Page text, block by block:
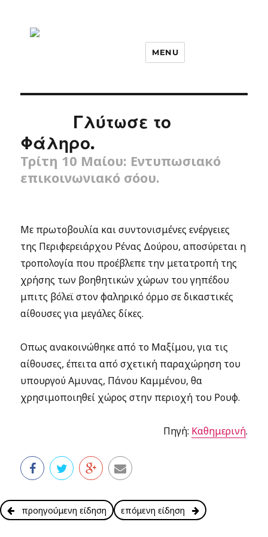
MENU
Γλύτωσε το
Φάληρο.
Τρίτη 10 Μαίου: Εντυπωσιακό
επικοινωνιακό σόου.
Με πρωτοβουλία και συντονισμένες ενέργειες
της Περιφερειάρχου Ρένας Δούρου, αποσύρεται η
τροπολογία που προέβλεπε την μετατροπή της
χρήσης των βοηθητικών χώρων του γηπέδου
μπιτς βόλεϊ στον φαληρικό όρμο σε δικαστικές
αίθουσες για μεγάλες δίκες.
Οπως ανακοινώθηκε από το Μαξίμου, για τις
αίθουσες, έπειτα από σχετική παραχώρηση του
υπουργού Αμυνας, Πάνου Καμμένου, θα
χρησιμοποιηθεί χώρος στην περιοχή του Ρουφ.
Πηγή: Καθημερινή.
προηγούμενη είδηση επόμενη είδηση